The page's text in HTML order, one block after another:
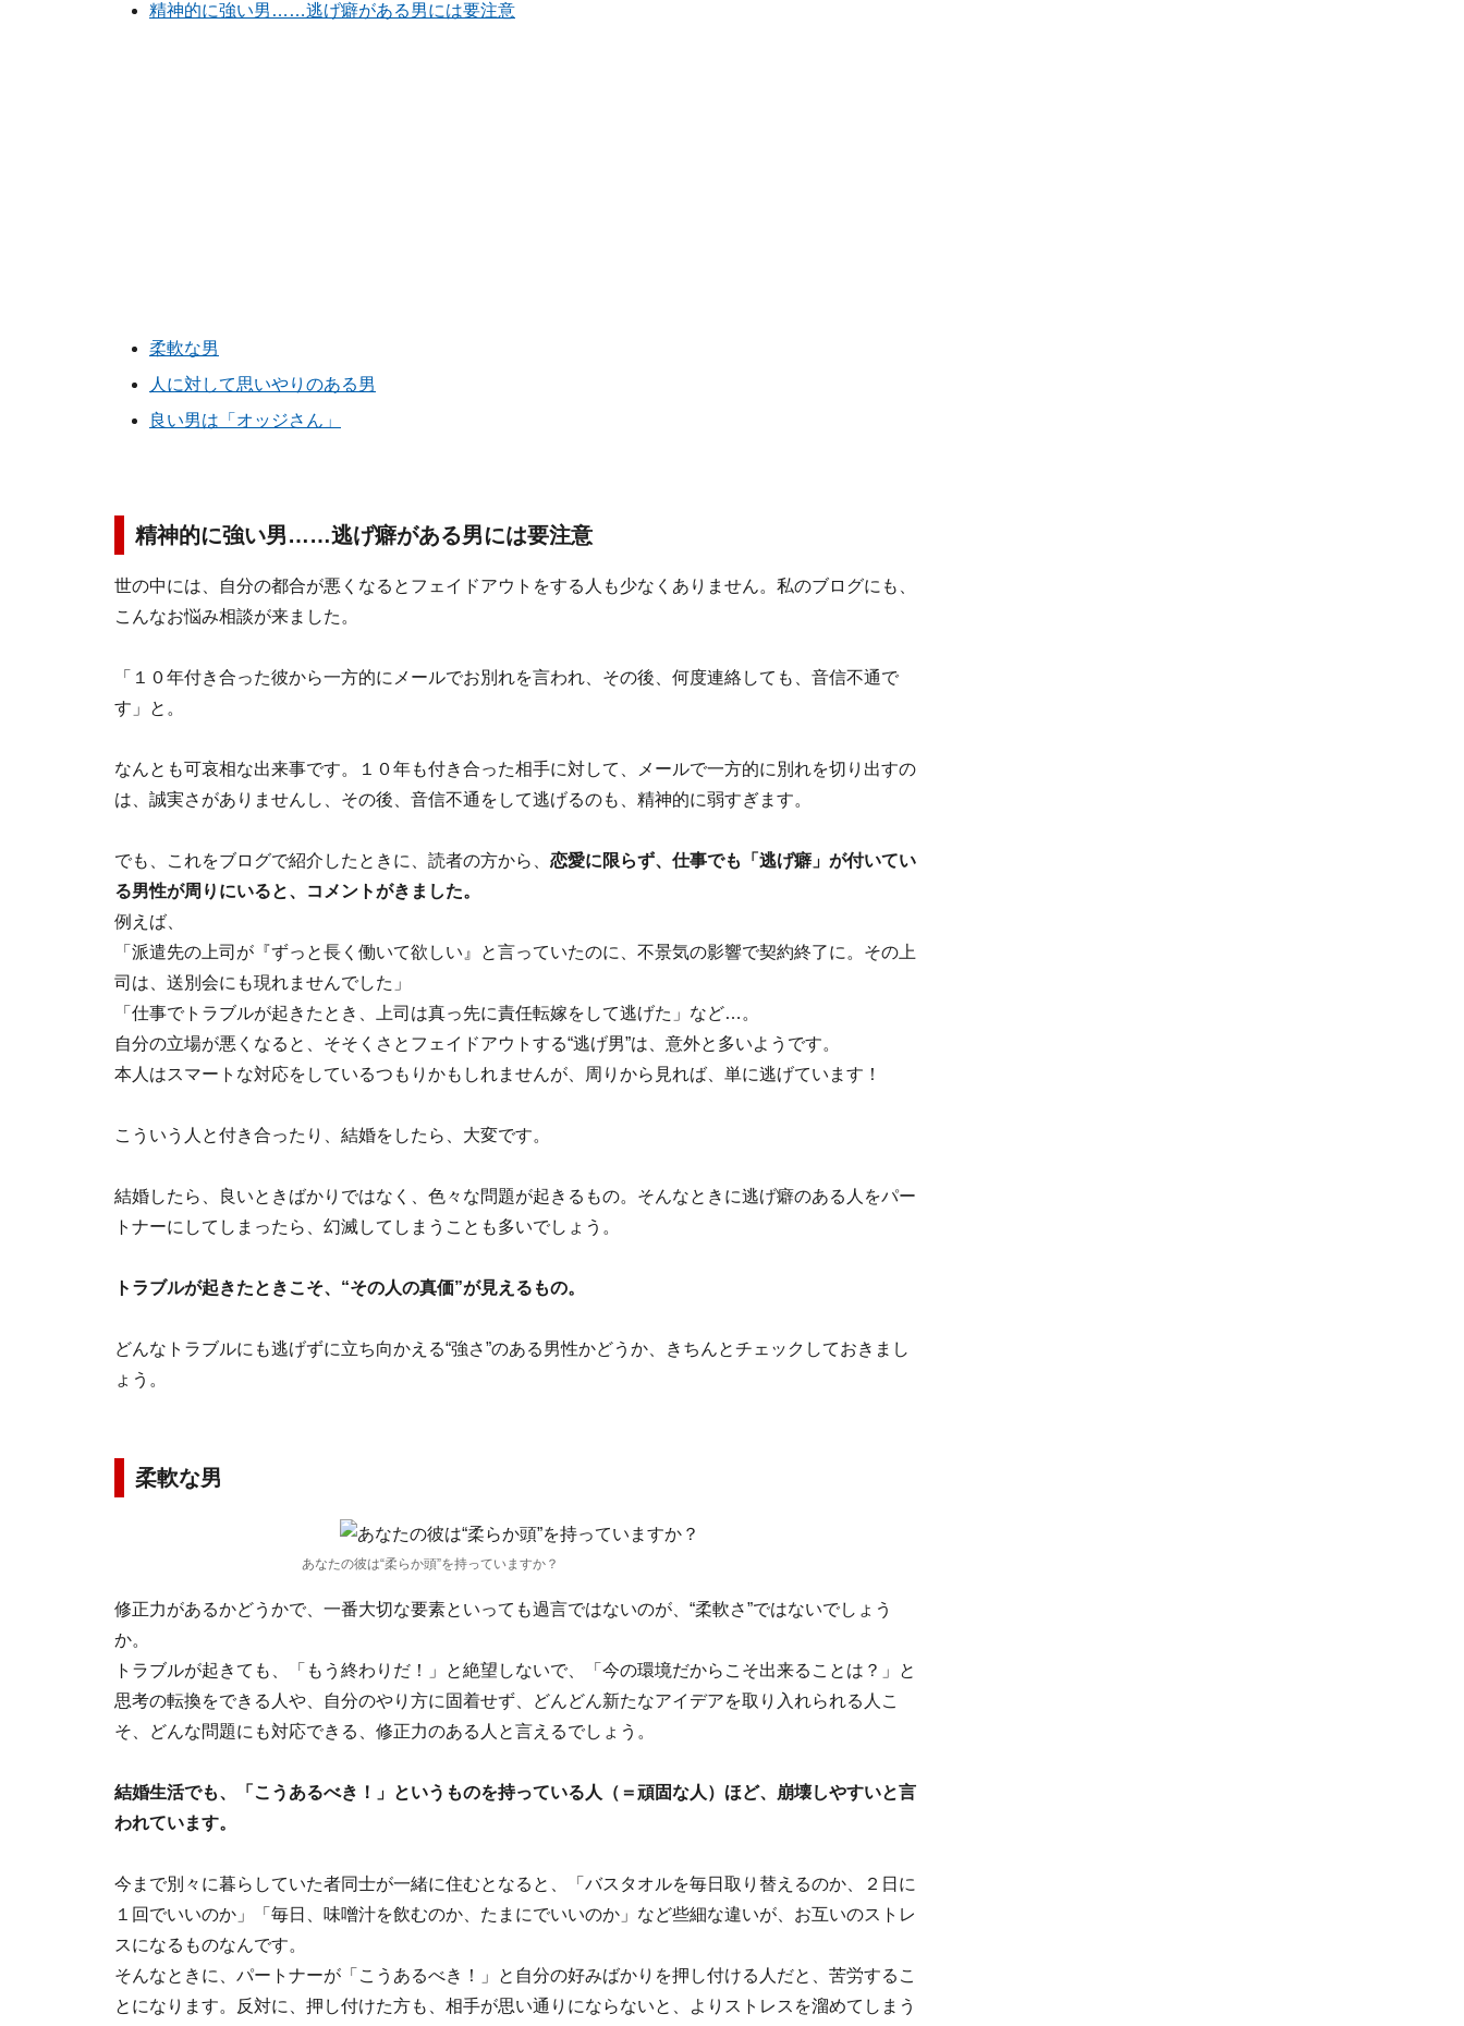
精神的に強い男……逃げ癖がある男には要注意
柔軟な男
人に対して思いやりのある男
良い男は「オッジさん」
精神的に強い男……逃げ癖がある男には要注意
世の中には、自分の都合が悪くなるとフェイドアウトをする人も少なくありません。私のブログにも、
こんなお悩み相談が来ました。
「１０年付き合った彼から一方的にメールでお別れを言われ、その後、何度連絡しても、音信不通で
す」と。
なんとも可哀相な出来事です。１０年も付き合った相手に対して、メールで一方的に別れを切り出すの
は、誠実さがありませんし、その後、音信不通をして逃げるのも、精神的に弱すぎます。
でも、これをブログで紹介したときに、読者の方から、 恋愛に限らず、仕事でも「逃げ癖」が付いてい
る男性が周りにいると、コメントがきました。
例えば、
「派遣先の上司が『ずっと長く働いて欲しい』と言っていたのに、不景気の影響で契約終了に。その上
司は、送別会にも現れませんでした」
「仕事でトラブルが起きたとき、上司は真っ先に責任転嫁をして逃げた」など…。
自分の立場が悪くなると、そそくさとフェイドアウトする“逃げ男”は、意外と多いようです。
本人はスマートな対応をしているつもりかもしれませんが、周りから見れば、単に逃げています！
こういう人と付き合ったり、結婚をしたら、大変です。
結婚したら、良いときばかりではなく、色々な問題が起きるもの。そんなときに逃げ癖のある人をパー
トナーにしてしまったら、幻滅してしまうことも多いでしょう。
トラブルが起きたときこそ、“その人の真価”が見えるもの。
どんなトラブルにも逃げずに立ち向かえる“強さ”のある男性かどうか、きちんとチェックしておきまし
ょう。
柔軟な男
あなたの彼は“柔らか頭”を持っていますか？
修正力があるかどうかで、一番大切な要素といっても過言ではないのが、“柔軟さ”ではないでしょう
か。
トラブルが起きても、「もう終わりだ！」と絶望しないで、「今の環境だからこそ出来ることは？」と
思考の転換をできる人や、自分のやり方に固着せず、どんどん新たなアイデアを取り入れられる人こ
そ、どんな問題にも対応できる、修正力のある人と言えるでしょう。
結婚生活でも、「こうあるべき！」というものを持っている人（＝頑固な人）ほど、崩壊しやすいと言
われています。
今まで別々に暮らしていた者同士が一緒に住むとなると、「バスタオルを毎日取り替えるのか、２日に
１回でいいのか」「毎日、味噌汁を飲むのか、たまにでいいのか」など些細な違いが、お互いのストレ
スになるものなんです。
そんなときに、パートナーが「こうあるべき！」と自分の好みばかりを押し付ける人だと、苦労するこ
とになります。反対に、押し付けた方も、相手が思い通りにならないと、よりストレスを溜めてしまう